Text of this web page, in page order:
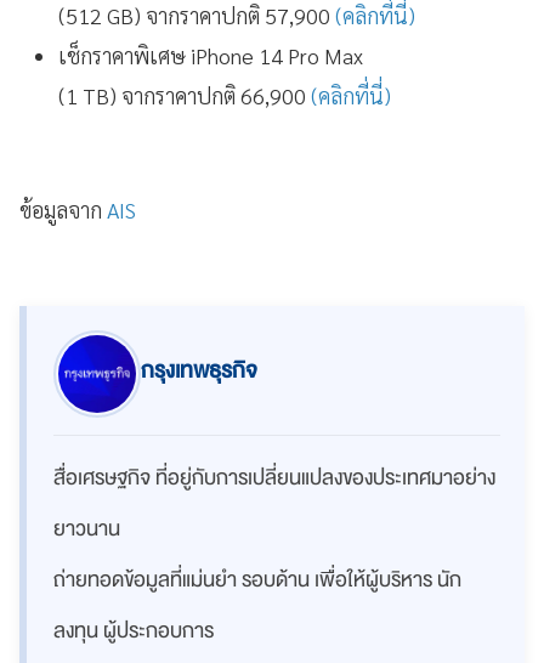
(512 GB) จากราคาปกติ 57,900 (คลิกที่นี่)
เช็กราคาพิเศษ iPhone 14 Pro Max
(1 TB) จากราคาปกติ 66,900 (คลิกที่นี่)
ข้อมูลจาก AIS
กรุงเทพธุรกิจ
สื่อเศรษฐกิจ ที่อยู่กับการเปลี่ยนแปลงของประเทศมาอย่าง
ยาวนาน
ถ่ายทอดข้อมูลที่แม่นยำ รอบด้าน เพื่อให้ผู้บริหาร นัก
ลงทุน ผู้ประกอบการ